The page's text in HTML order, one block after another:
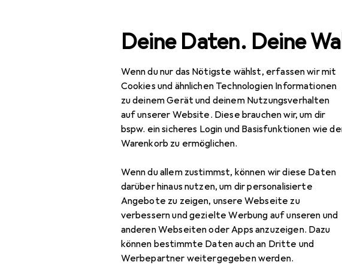
Deine Daten. Deine
Wenn du nur das Nötigste wählst, erfassen wir mit
Cookies und ähnlichen Technologien Informationen
zu deinem Gerät und deinem Nutzungsverhalten
auf unserer Website. Diese brauchen wir, um dir
bspw. ein sicheres Login und Basisfunktionen wie
Warenkorb zu ermöglichen.
Wenn du allem zustimmst, können wir diese Daten
darüber hinaus nutzen, um dir personalisierte
Angebote zu zeigen, unsere Webseite zu
verbessern und gezielte Werbung auf unseren und
anderen Webseiten oder Apps anzuzeigen. Dazu
können bestimmte Daten auch an Dritte und
Werbepartner weitergegeben werden.
Navigation nach Kategorien Gesamtsortiment Haushalt